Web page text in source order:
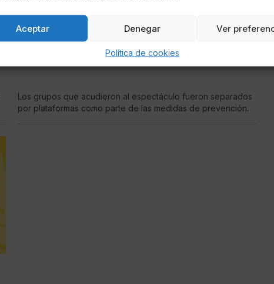
Aceptar Denegar Ver
Política de cookies
Paloma Acedel
Concierto de Sam Fender entre barreras
Los grupos que acudieron al espectáculo fueron separados
por plataformas como parte de las medidas de prevención.